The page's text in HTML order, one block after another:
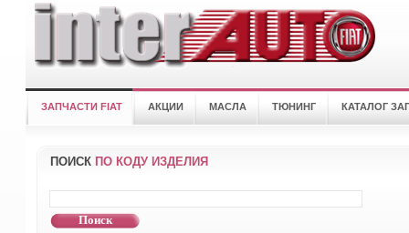
ЗАПЧАСТИ FIAT АКЦИИ МАСЛА ТЮНИНГ КАТАЛОГ
ПОИСК ПО КОДУ ИЗДЕЛИЯ